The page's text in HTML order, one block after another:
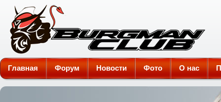
Burgman-Club
Главная Форум Новости Фото О нас